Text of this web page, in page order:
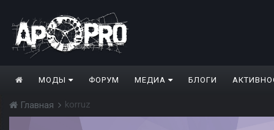
МОДЫ ФОРУМ МЕДИА БЛОГИ
Главная korruz